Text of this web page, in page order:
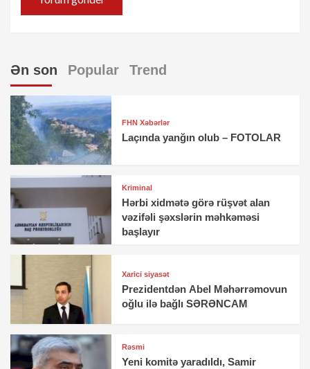
Ən son Popular Trend
FHN Xəbərlər
Laçında yanğın olub – FOTOLAR
Kriminal
Hərbi xidmətə görə rüşvət alan
vəzifəli şəxslərin məhkəməsi
başlayır
Xarici siyasət
Prezidentdən Abel Məhərrəmovun
oğlu ilə bağlı SƏRƏNCAM
Rəsmi
Yeni komitə yaradıldı, Samir